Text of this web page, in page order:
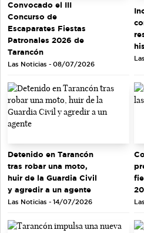
Convocado el III
Concurso de
Escaparates Fiestas
Patronales 2026 de
Tarancón
Las Noticias - 08/07/2026
Detenido en Tarancón
tras robar una moto,
huir de la Guardia Civil
y agredir a un agente
Las Noticias - 14/07/2026